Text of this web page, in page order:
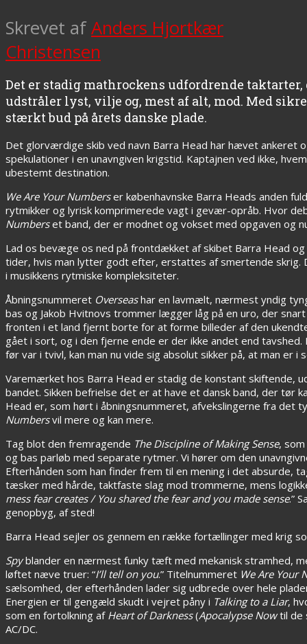
Skrevet afAnders Hjortkær
Christensen
Det er stadig mathrockens udfordrende
udstråler lyst, vilje og, mest af alt, mod. Med
stærkt bud på årets danske plade.
Det glorværdige skib ved navn Barra Head har hævet ankeret
spekulationer i en unavngiven krigstid. Kaptajnen ved ikke,
ubestemt destination.
We Are Your Numberser københavnske Barra Heads anden
rytmikker og lyrisk komprimerede vagt i gevær-opråb. Hvor
Numberset band, der er modnet og vokset med opgaven og
Lad os bevæge os ned på frontdækket af skibet Barra Head
tider, hvis man lytter godt efter, erstattes af smertende skrig.
i musikkens rytmiske kompleksiteter.
Åbningsnummeret Overseashar en lavmælt, nærmest yndig
bas og Jakob Hvitnovs trommer lægger låg på en uro, der
fronten i et land fjernt borte for at forme billeder af den
gået i sort, og i den fjerne ende er der ikke andet end
før var i tvivl, kan man nu vide sig absolut sikker på, at man er i
Varemærket hos Barra Head er stadig de konstant skiftende,
bandet. Sikken befrielse det er at have et dansk band, der
Head er, som hørt i åbningsnummeret, afvekslingerne fra
Numbersvil mere og kan mere.
Tag blot den fremragende The Discipline of Making Sense,
og bas parløb med separate rytmer. Vi hører om den
Efterhånden som han finder frem til en mening i det absurde,
tæsker med hårde, taktfaste slag mod trommerne, mens
mess fear creates / You shared the fear and you made sense.”
genopbyg, af sted!
Barra Head sejler os gennem en række fortællinger med krig
Spyblander en nærmest funky tæft med mekanisk stramhed,
løftet næve truer: “I’ll tell on you.” Titelnummeret We Are Your
sælsomhed, der efterhånden lader sig udbrede over hele
Energien er til gengæld skudt i vejret påny i Talking to a Liar,
som en fortolkning af Heart of Darkness(Apocalypse Nowtil de
AC/DC.